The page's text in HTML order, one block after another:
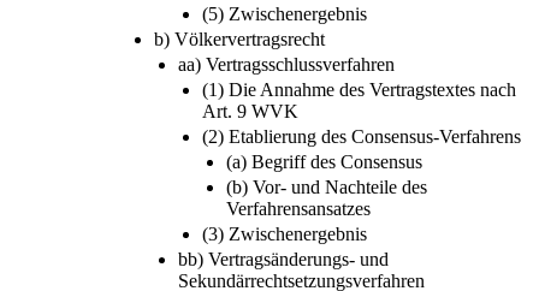
(5) Zwischenergebnis
b) Völkervertragsrecht
aa) Vertragsschlussverfahren
(1) Die Annahme des Vertragstextes nach
Art. 9 WVK
(2) Etablierung des Consensus-Verfahrens
(a) Begriff des Consensus
(b) Vor- und Nachteile des
Verfahrensansatzes
(3) Zwischenergebnis
bb) Vertragsänderungs- und
Sekundärrechtsetzungsverfahren